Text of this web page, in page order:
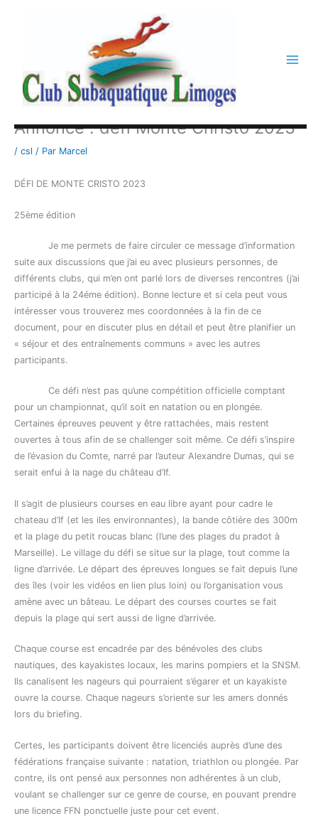
Annonce : défi Monte Christo 2023
/ csl / Par Marcel
DÉFI DE MONTE CRISTO 2023
25ème édition
Je me permets de faire circuler ce message d’information
suite aux discussions que j’ai eu avec plusieurs personnes, de
différents clubs, qui m’en ont parlé lors de diverses rencontres (j’ai
participé à la 24éme édition). Bonne lecture et si cela peut vous
intéresser vous trouverez mes coordonnées à la fin de ce
document, pour en discuter plus en détail et peut être planifier un
« séjour et des entraînements communs » avec les autres
participants.
Ce défi n’est pas qu’une compétition officielle comptant
pour un championnat, qu’il soit en natation ou en plongée.
Certaines épreuves peuvent y être rattachées, mais restent
ouvertes à tous afin de se challenger soit même. Ce défi s’inspire
de l’évasion du Comte, narré par l’auteur Alexandre Dumas, qui se
serait enfui à la nage du château d’If.
Il s’agit de plusieurs courses en eau libre ayant pour cadre le
chateau d’If (et les iles environnantes), la bande côtiére des 300m
et la plage du petit roucas blanc (l’une des plages du pradot à
Marseille). Le village du défi se situe sur la plage, tout comme la
ligne d’arrivée. Le départ des épreuves longues se fait depuis l’une
des îles (voir les vidéos en lien plus loin) ou l’organisation vous
amène avec un bâteau. Le départ des courses courtes se fait
depuis la plage qui sert aussi de ligne d’arrivée.
Chaque course est encadrée par des bénévoles des clubs
nautiques, des kayakistes locaux, les marins pompiers et la SNSM.
Ils canalisent les nageurs qui pourraient s’égarer et un kayakiste
ouvre la course. Chaque nageurs s’oriente sur les amers donnés
lors du briefing.
Certes, les participants doivent être licenciés auprès d’une des
fédérations française suivante : natation, triathlon ou plongée. Par
contre, ils ont pensé aux personnes non adhérentes à un club,
voulant se challenger sur ce genre de course, en pouvant prendre
une licence FFN ponctuelle juste pour cet event.